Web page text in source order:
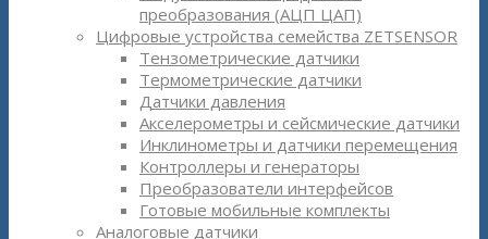
преобразования (АЦП ЦАП)
Цифровые устройства семейства ZETSENSOR
Тензометрические датчики
Термометрические датчики
Датчики давления
Акселерометры и сейсмические датчики
Инклинометры и датчики перемещения
Контроллеры и генераторы
Преобразователи интерфейсов
Готовые мобильные комплекты
Аналоговые датчики